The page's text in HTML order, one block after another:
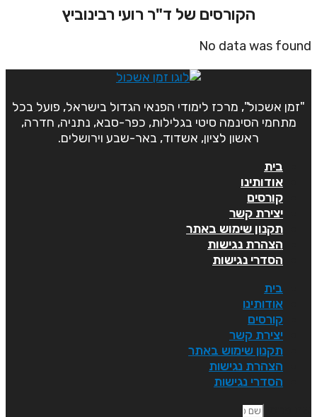
הקורסים של ד"ר רועי רבינוביץ
No data was
"זמן אשכול", מרכז לימודי הפנאי הגדול בישראל, פועל בכל
מתחמי הסינמה סיטי בגלילות, כפר-סבא, נתניה, חדרה,
ראשון לציון, אשדוד, באר-שבע וירושלים.
בית
אודותינו
קורסים
יצירת קשר
תקנון שימוש באתר
הצהרת נגישות
הסדרי נגישות
בית
אודותינו
קורסים
יצירת קשר
תקנון שימוש באתר
הצהרת נגישות
הסדרי נגישות